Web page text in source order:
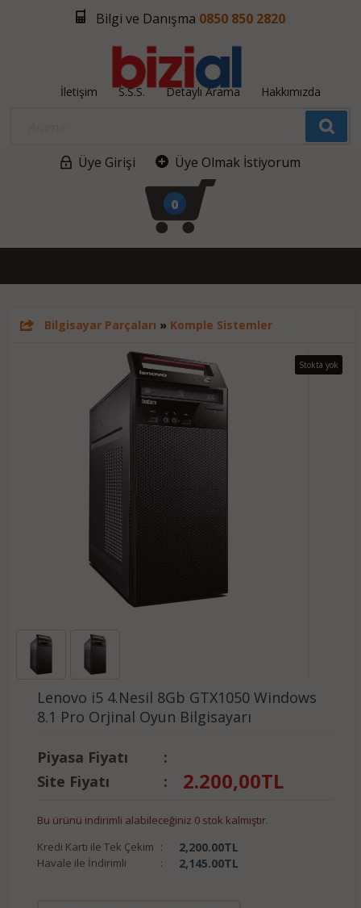
Bilgi ve Danışma 0850 850 2820
İletişim S.S.S. Detaylı Arama Hakkımızda
Üye Girişi Üye Olmak İstiyorum
0
Bilgisayar Parçaları » Komple Sistemler
Stokta yok
Lenovo i5 4.Nesil 8Gb GTX1050 Windows
8.1 Pro Orjinal Oyun Bilgisayarı
Piyasa Fiyatı
:
Site Fiyatı
: 2.200,00TL
Bu ürünü indirimli alabileceğiniz 0 stok kalmıştır.
Kredi Kartı ile Tek Çekim : 2,200.00TL
Havale ile İndirimli : 2,145.00TL